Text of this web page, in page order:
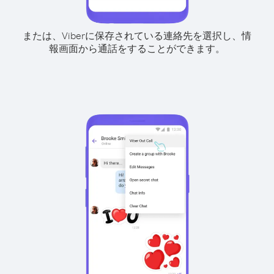
または、Viberに保存されている連絡先を選択し、情
報画面から通話をすることができます。